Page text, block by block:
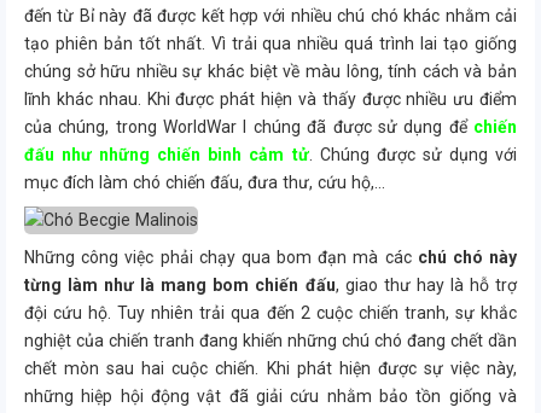
đến từ Bỉ này đã được kết hợp với nhiều chú chó khác nhằm cải
tạo phiên bản tốt nhất. Vì trải qua nhiều quá trình lai tạo giống
chúng sở hữu nhiều sự khác biệt về màu lông, tính cách và bản
lĩnh khác nhau. Khi được phát hiện và thấy được nhiều ưu điểm
của chúng, trong WorldWar I chúng đã được sử dụng để chiến
đấu như những chiến binh cảm tử. Chúng được sử dụng với
mục đích làm chó chiến đấu, đưa thư, cứu hộ,…
Những công việc phải chạy qua bom đạn mà các chú chó này
từng làm như là mang bom chiến đấu, giao thư hay là hỗ trợ
đội cứu hộ. Tuy nhiên trải qua đến 2 cuộc chiến tranh, sự khắc
nghiệt của chiến tranh đang khiến những chú chó đang chết dần
chết mòn sau hai cuộc chiến. Khi phát hiện được sự việc này,
những hiệp hội động vật đã giải cứu nhằm bảo tồn giống và